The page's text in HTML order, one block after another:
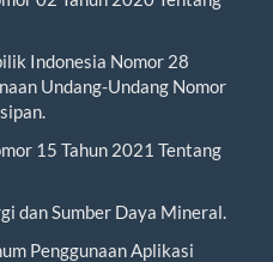
Indonesia Nomor 28
Undang-Undang Nomor
15 Tahun 2021 Tentang
dan Sumber Daya Mineral.
Penggunaan Aplikasi